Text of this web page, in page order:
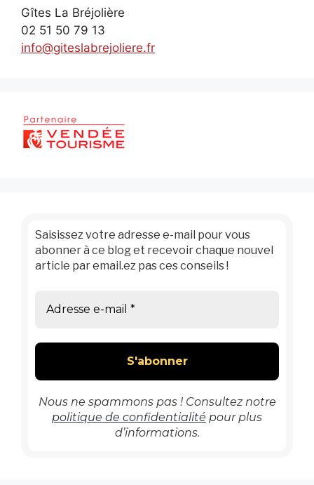
Gîtes La Bréjolière
02 51 50 79 13
info@giteslabrejoliere.fr
Saisissez votre adresse e-mail pour vous
abonner à ce blog et recevoir chaque nouvel
article par email.ez pas ces conseils !
Nous ne spammons pas ! Consultez notre
politique de confidentialité pour plus
d’informations.